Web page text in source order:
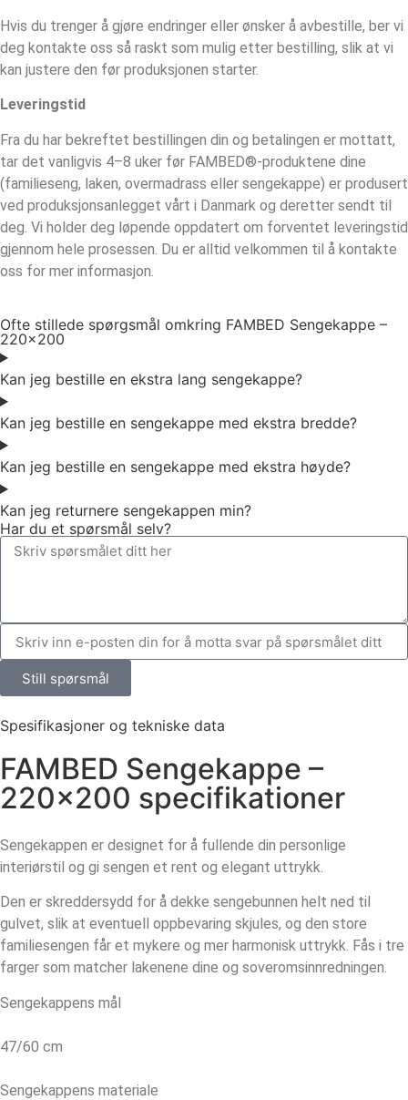
Hvis du trenger å gjøre endringer eller ønsker å avbestille, ber vi
deg kontakte oss så raskt som mulig etter bestilling, slik at vi
kan justere den før produksjonen starter.
Leveringstid
Fra du har bekreftet bestillingen din og betalingen er mottatt,
tar det vanligvis 4–8 uker før FAMBED®-produktene dine
(familieseng, laken, overmadrass eller sengekappe) er produsert
ved produksjonsanlegget vårt i Danmark og deretter sendt til
deg. Vi holder deg løpende oppdatert om forventet leveringstid
gjennom hele prosessen. Du er alltid velkommen til å kontakte
oss for mer informasjon.
Ofte stillede spørgsmål omkring FAMBED Sengekappe –
220×200
Kan jeg bestille en ekstra lang sengekappe?
Kan jeg bestille en sengekappe med ekstra bredde?
Kan jeg bestille en sengekappe med ekstra høyde?
Kan jeg returnere sengekappen min?
Har du et spørsmål selv?
Still spørsmål
Spesifikasjoner og tekniske data
FAMBED Sengekappe –
220×200 specifikationer
Sengekappen er designet for å fullende din personlige
interiørstil og gi sengen et rent og elegant uttrykk.
Den er skreddersydd for å dekke sengebunnen helt ned til
gulvet, slik at eventuell oppbevaring skjules, og den store
familiesengen får et mykere og mer harmonisk uttrykk. Fås i tre
farger som matcher lakenene dine og soveromsinnredningen.
Sengekappens mål
47/60 cm
Sengekappens materiale